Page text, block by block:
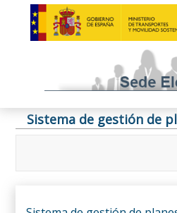
Sistema de gestión de